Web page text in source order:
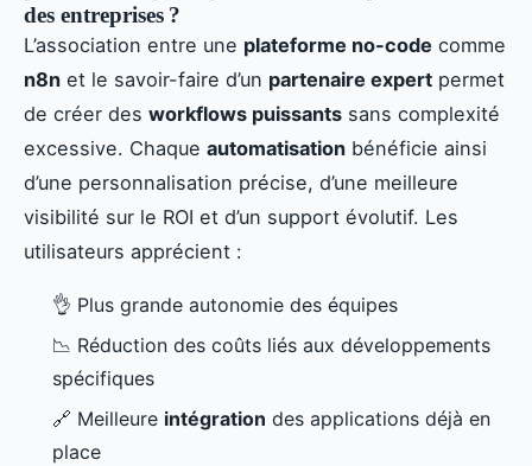
des entreprises ?
L’association entre une plateforme no-code comme
n8n et le savoir-faire d’un partenaire expert permet
de créer des workflows puissants sans complexité
excessive. Chaque automatisation bénéficie ainsi
d’une personnalisation précise, d’une meilleure
visibilité sur le ROI et d’un support évolutif. Les
utilisateurs apprécient :
👌 Plus grande autonomie des équipes
📉 Réduction des coûts liés aux développements
spécifiques
🔗 Meilleure intégration des applications déjà en
place